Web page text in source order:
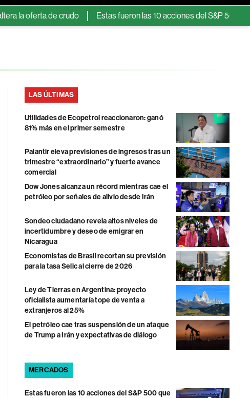
de crudo Estas fueron las 10 acciones del S&P 500 que
LAS ÚLTIMAS
Utilidades de Ecopetrol reaccionaron: ganó
81% más en el primer semestre
Palantir eleva previsiones de ingresos tras un
trimestre “extraordinario” y fuerte avance
comercial
Dow Jones alcanza un récord mientras cae el
petróleo por señales de alivio desde Irán
Sondeo ciudadano revela altos niveles de
incertidumbre y deseo de emigrar en
Nicaragua
Economistas de Brasil recortan su previsión
para la tasa Selic al cierre de 2026
Ley de Tierras en Argentina: proyecto
oficialista aumentaría tope de venta a
extranjeros al 25%
El petróleo cae tras suspensión de un ataque
de Trump a Irán y expectativas de diálogo
MERCADOS
Estas fueron las 10 acciones del S&P 500 que